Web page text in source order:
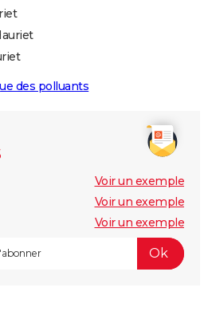
des polluants
Voir un exemple
Voir un exemple
Voir un exemple